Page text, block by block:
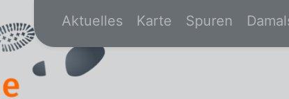
Zur Startseite von
Aktuelles Karte Spuren